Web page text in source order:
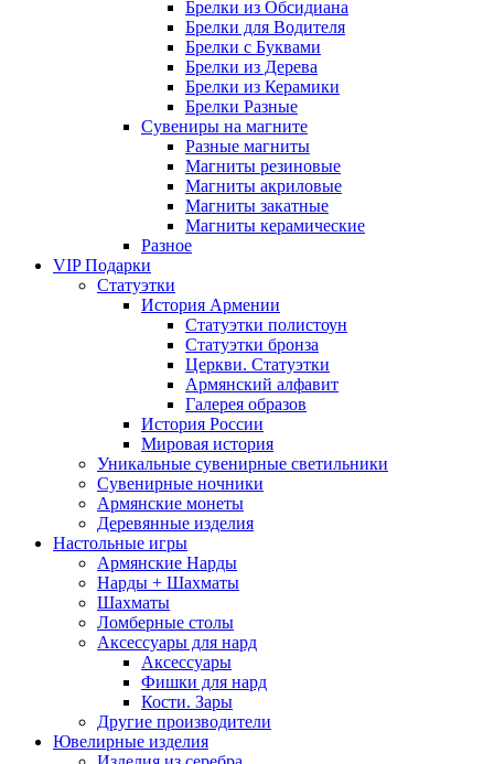
Брелки из Обсидиана
Брелки для Водителя
Брелки с Буквами
Брелки из Дерева
Брелки из Керамики
Брелки Разные
Сувениры на магните
Разные магниты
Магниты резиновые
Магниты акриловые
Магниты закатные
Магниты керамические
Разное
VIP Подарки
Статуэтки
История Армении
Статуэтки полистоун
Статуэтки бронза
Церкви. Статуэтки
Армянский алфавит
Галерея образов
История России
Мировая история
Уникальные сувенирные светильники
Сувенирные ночники
Армянские монеты
Деревянные изделия
Настольные игры
Армянские Нарды
Нарды + Шахматы
Шахматы
Ломберные столы
Аксессуары для нард
Аксессуары
Фишки для нард
Кости. Зары
Другие производители
Ювелирные изделия